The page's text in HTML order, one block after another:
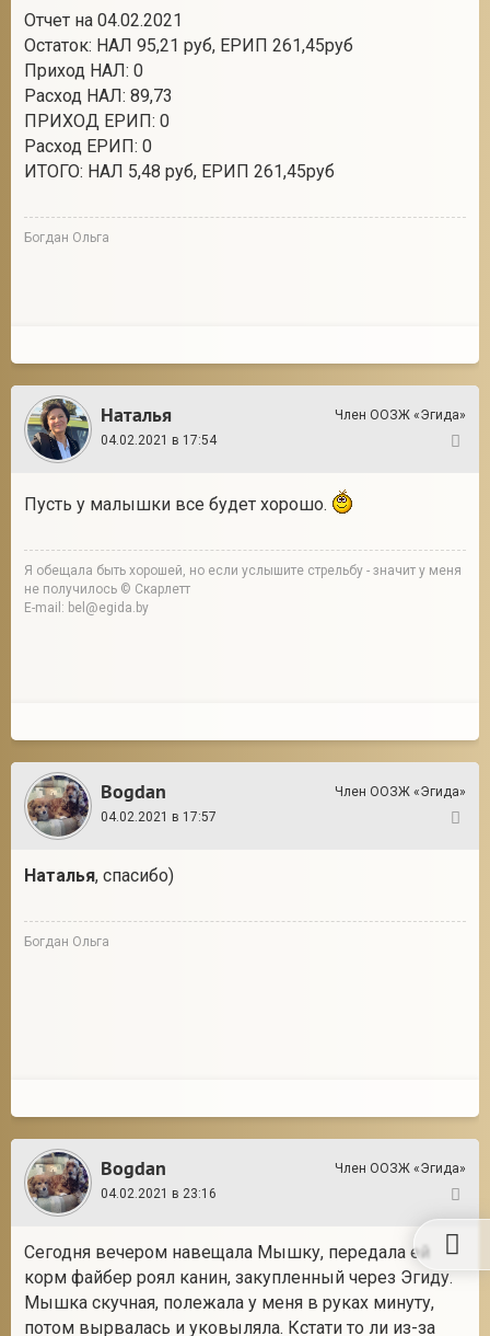
Отчет на 04.02.2021
Остаток: НАЛ 95,21 руб, ЕРИП 261,45руб
Приход НАЛ: 0
Расход НАЛ: 89,73
ПРИХОД ЕРИП: 0
Расход ЕРИП: 0
ИТОГО: НАЛ 5,48 руб, ЕРИП 261,45руб
Богдан Ольга
Наталья
Член ООЗЖ «Эгида»
04.02.2021 в 17:54
Пусть у малышки все будет хорошо.
Я обещала быть хорошей, но если услышите стрельбу - значит у меня
не получилось © Скарлетт
E-mail: bel@egida.by
Bogdan
Член ООЗЖ «Эгида»
04.02.2021 в 17:57
Наталья, спасибо)
Богдан Ольга
Bogdan
Член ООЗЖ «Эгида»
04.02.2021 в 23:16
Сегодня вечером навещала Мышку, передала ей
корм файбер роял канин, закупленный через Эгиду.
Мышка скучная, полежала у меня в руках минуту,
потом вырвалась и уковыляла. Кстати то ли из-за